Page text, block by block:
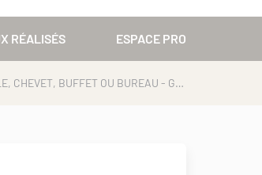
RÉALISÉS ESPACE PRO
› ENTREE DE MEUBLE AVEC ANNEAU / POIGNEE EN FER VIEILLI POUR COMMODE, TABLE, CHEVET, BUFFET OU BUREAU - GAMME VIEILLE FRANCE